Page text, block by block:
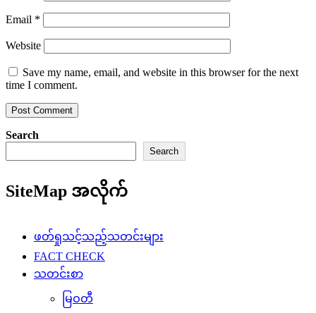
Email *
Website
Save my name, email, and website in this browser for the next
time I comment.
Search
Search
SiteMap အလိုက်
ဖတ်ရှုသင့်သည့်သတင်းများ
FACT CHECK
သတင်းစာ
မြဝတီ